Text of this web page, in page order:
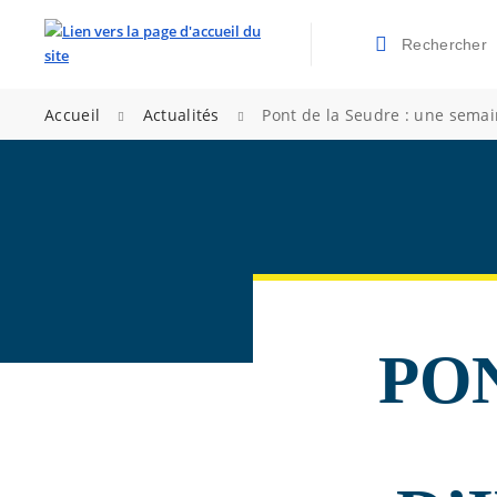
Valider la
Accueil Actualités Pont de la Seudre : une